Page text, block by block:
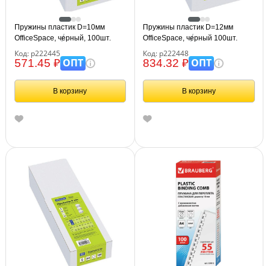
Пружины пластик D=10мм
OfficeSpace, черный, 100шт.
Код: р222445
571.45 ₽ОПТ
В корзину
Пружины пластик D=12мм
OfficeSpace, черный 100шт.
Код: р222448
834.32 ₽ОПТ
В корзину